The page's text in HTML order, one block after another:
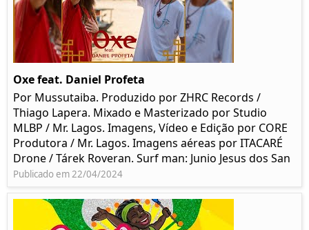
Oxe feat. Daniel Profeta
Por Mussutaiba. Produzido por ZHRC Records /
Thiago Lapera. Mixado e Masterizado por Studio
MLBP / Mr. Lagos. Imagens, Vídeo e Edição por CORE
Produtora / Mr. Lagos. Imagens aéreas por ITACARÉ
Drone / Tárek Roveran. Surf man: Junio Jesus dos San
Publicado em 22/04/2024